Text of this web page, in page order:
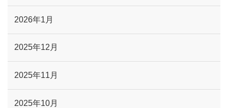
2026年1月
2025年12月
2025年11月
2025年10月